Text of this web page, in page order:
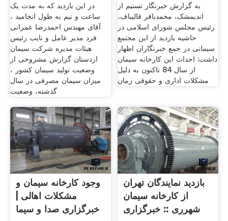
در این بازدید که به مدت یک
ساعت و نیم به طول انجامید ،
آقای مهندس احمدرضا عمرانی
فرد مدیر عامل و نایب رئیس
هیئات مدیره شرکت سیمان
اردستان گزارش مشروحی از
وضعیت تولید سیمان کشور ،
میزان سیمان مصرفی در سال
گذشته، وضعیت
به گزارش خبرنگار تسنیم از
اندیمشک، محمدباقر قالیباف،
رئیس مجلس شورای اسلامی در
حاشیه بازدید از این مجتمع
سیمانی در جمع خبرنگاران اظهار
داشت: احداث این کارخانه سیمان
از سال 84 تاکنون به دلیل
مشکلات اداری و حقوقی زمان
وجود کارخانه سیمان و
مشکلات اهالی |
خبرگزاری صدا و سیما
بازدید نمایندگان تهران
از کارخانه سیمان
شهرری :: خبرگزاری